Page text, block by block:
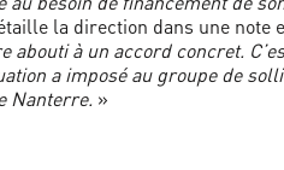
la direction dans une note
abouti à un accord concret.
a imposé au groupe de
Nanterre. »